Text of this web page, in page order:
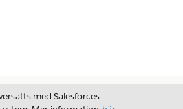
med Salesforces